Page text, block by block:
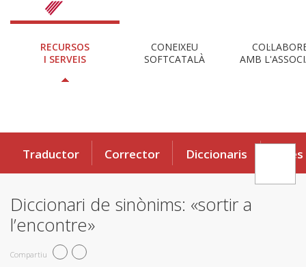
RECURSOS
I SERVEIS
CONEIXEU
SOFTCATALÀ
AMB
Traductor Corrector Diccionaris Eines
Diccionari de sinònims: «sortir a
l’encontre»
Compartiu